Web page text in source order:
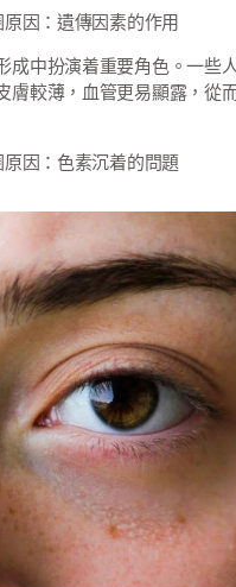
因：遺傳因素的作用
成中扮演着重要角色。一些
膚較薄，血管更易顯露，從
因：色素沉着的問題